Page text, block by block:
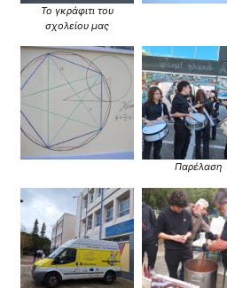
Το γκράφιτι του
σχολείου μας
Παρέλαση